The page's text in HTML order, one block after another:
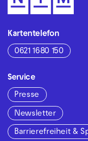
Kartentelefon
0621 1680 150
Service
Presse
Newsletter
Barrierefreiheit &